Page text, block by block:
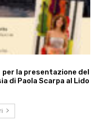
per la presentazione del
di Paola Scarpa al Lido